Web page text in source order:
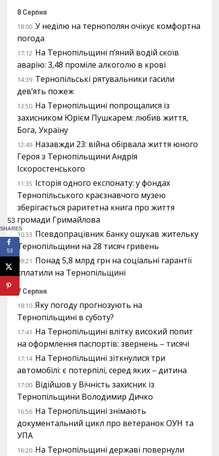
8 Серпня
18:00 У неділю на тернополян очікує комфортна
погода
17:12 На Тернопільщині п’яний водій скоїв
аварію: 3,48 проміле алкоголю в крові
14:39 Тернопільські рятувальники гасили
дев’ять пожеж
13:50 На Тернопільщині попрощалися із
захисником Юрієм Пушкарем: любив життя,
Бога, Україну
12:49 Назавжди 23: війна обірвала життя юного
Героя з Тернопільщини Андрія
Іскоростенського
11:35 Історія одного експонату: у фондах
Тернопільського краєзнавчого музею
зберігається раритетна книга про життя
громади Гримайлова
10:33 Псевдопрацівник банку ошукав жительку
Тернопільщини на 28 тисяч гривень
09:21 Понад 5,8 млрд грн на соціальні гарантії
сплатили на Тернопільщині
7 Серпня
18:10 Яку погоду прогнозують на
Тернопільщині в суботу?
17:41 На Тернопільщині влітку високий попит
на оформлення паспортів: звернень – тисячі
17:14 На Тернопільщині зіткнулися три
автомобілі: є потерпілі, серед яких – дитина
17:00 Відійшов у Вічність захисник із
Тернопільщини Володимир Дичко
16:56 На Тернопільщині знімають
документальний цикл про ветеранок ОУН та
УПА
16:20 На Тернопільщині державі повернули
53
SHARES
53